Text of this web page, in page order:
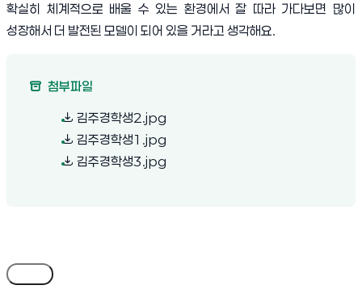
확실히 체계적으로 배울 수 있는 환경에서 잘 따라 가다보면 많이
성장해서 더 발전된 모델이 되어 있을 거라고 생각해요
첨부파일
김주경학생2.jpg
김주경학생1.jpg
김주경학생3.jpg